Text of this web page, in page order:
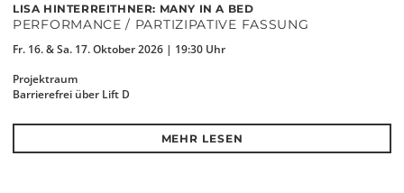
LISA HINTERREITHNER: MANY IN A BED
PERFORMANCE / PARTIZIPATIVE FASSUNG
Fr. 16. & Sa. 17. Oktober 2026 | 19:30 Uhr
Projektraum
Barrierefrei über Lift D
MEHR LESEN